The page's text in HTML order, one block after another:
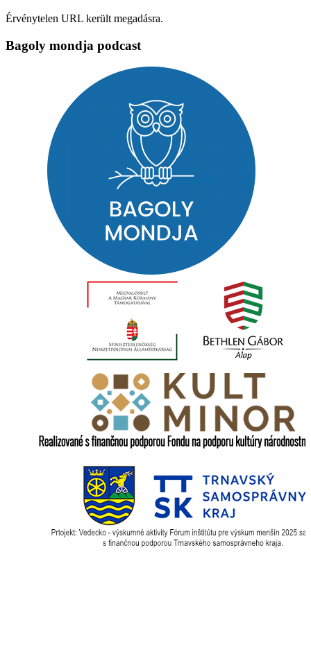
Érvénytelen URL került megadásra.
Bagoly mondja podcast